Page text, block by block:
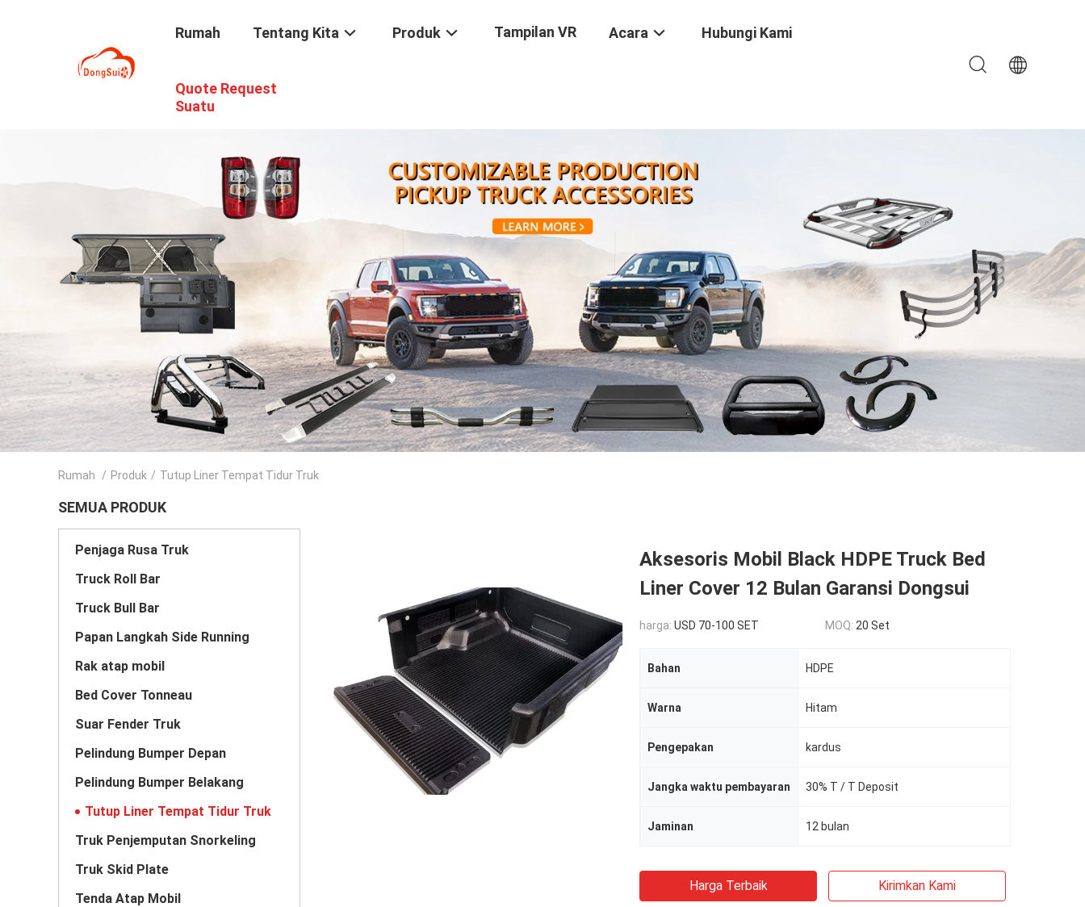
Rumah Tentang Kita Produk Tampilan VR Acara Hubungi Kami
Quote Request
Suatu
Rumah / Produk / Tutup Liner Tempat Tidur Truk
SEMUA PRODUK
Penjaga Rusa Truk
Truck Roll Bar
Truck Bull Bar
Papan Langkah Side Running
Rak atap mobil
Bed Cover Tonneau
Suar Fender Truk
Pelindung Bumper Depan
Pelindung Bumper Belakang
Tutup Liner Tempat Tidur Truk
Truk Penjemputan Snorkeling
Truk Skid Plate
Tenda Atap Mobil
Aksesoris Mobil Black HDPE Truck Bed
Liner Cover 12 Bulan Garansi Dongsui
harga: USD 70-100 SET MOQ: 20 Set
Bahan HDPE
Warna Hitam
Pengepakan kardus
Jangka waktu pembayaran 30% T / T Deposit
Jaminan 12 bulan
Harga Terbaik Kirimkan Kami